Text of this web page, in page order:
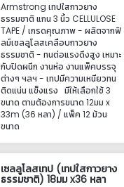
Armstrong เทปใสกาวยาง
ธรรมชาติ แกน 3 นิ้ว CELLULOSE
TAPE / เกรดคุณภาพ - ผลิตจากฟิ
ลม์เซลลูโลสเคลือบกาวยาง
ธรรมชาติ - ทนต่อแรงดึงสูง เหมาะ
กับปิดผนึก งานห่อ งานแพ็คบรรจุ
ต่างๆ ฯลฯ - เทปมีความเหนียวทน
ติดแน่น แข็งแรง มีให้เลือกใช้ 3
ขนาด ตามต้องการขนาด 12มม x
33m (36 หลา) / แพ็ค 12 ม้วน
ขนาด
เซลลูโลสเทป (เทปใสกาวยาง
ธรรมชาติ) 18มม x36 หลา